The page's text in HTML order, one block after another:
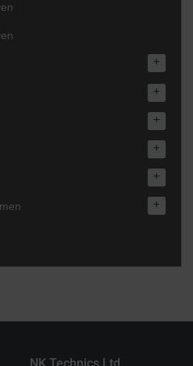
+
+
+
+
+
+
NK Technics Ltd